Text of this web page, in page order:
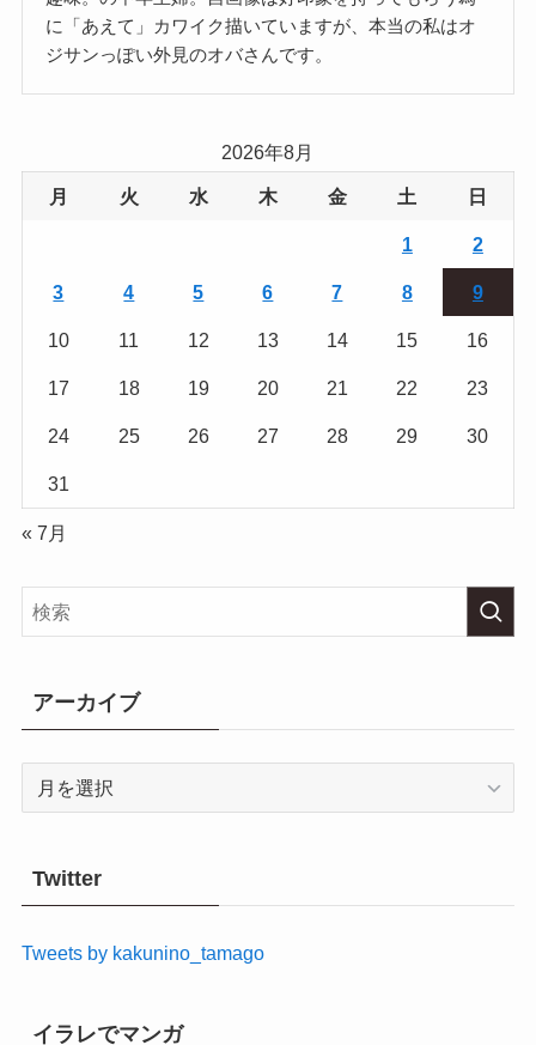
に「あえて」カワイク描いていますが、本当の私はオ
ジサンっぽい外見のオバさんです。
2026年8月
月 火 水 木 金 土 日
1 2
3 4 5 6 7 8 9
10 11 12 13 14 15 16
17 18 19 20 21 22 23
24 25 26 27 28 29 30
31
« 7月
アーカイブ
Twitter
Tweets by kakunino_tamago
イラレでマンガ